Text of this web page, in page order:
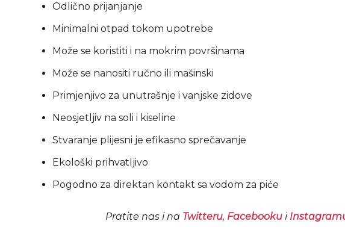
Odlično prijanjanje
Minimalni otpad tokom upotrebe
Može se koristiti i na mokrim površinama
Može se nanositi ručno ili mašinski
Primjenjivo za unutrašnje i vanjske zidove
Neosjetljiv na soli i kiseline
Stvaranje plijesni je efikasno sprečavanje
Ekološki prihvatljivo
Pogodno za direktan kontakt sa vodom za piće
Pratite nas i na Twitteru, Facebookui